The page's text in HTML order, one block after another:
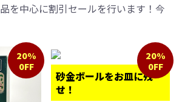
を中心に割引セールを行います！今
20%
0FF
砂金ボールをお皿に残
せ！
20%
0FF